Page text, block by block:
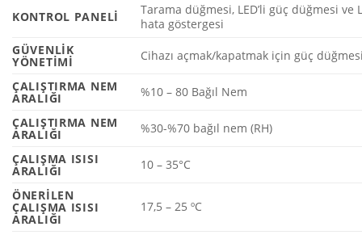
KONTROL PANELI
Tarama düğmesi, LED’li güç düğmesi ve
hata göstergesi
GÜVENLIK
YÖNETIMI
Cihazı açmak/kapatmak için güç
ÇALIŞTIRMA NEM
ARALIĞI
%10 – 80 Bağıl Nem
ÇALIŞTIRMA NEM
ARALIĞI
%30-%70 bağıl nem (RH)
ÇALIŞMA ISISI
ARALIĞI
10 – 35°C
ÖNERILEN
ÇALIŞMA ISISI
ARALIĞI
17,5 – 25 ºC